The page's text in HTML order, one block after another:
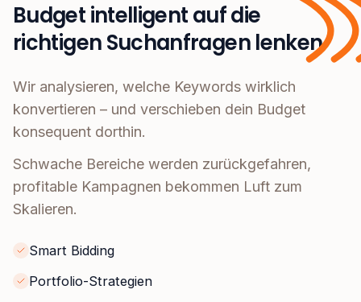
Budget intelligent auf die
richtigen Suchanfragen lenken
Wir analysieren, welche Keywords wirklich
konvertieren – und verschieben dein Budget
konsequent dorthin.
Schwache Bereiche werden zurückgefahren,
profitable Kampagnen bekommen Luft zum
Skalieren.
Smart Bidding
Portfolio-Strategien